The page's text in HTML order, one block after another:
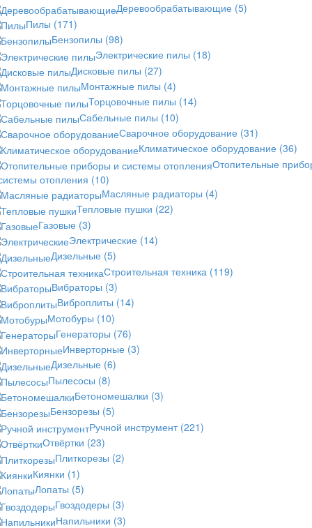
Деревообрабатывающие (5)
Пилы (171)
Бензопилы (98)
Электрические пилы (18)
Дисковые пилы (27)
Монтажные пилы (4)
Торцовочные пилы (14)
Сабельные пилы (10)
Сварочное оборудование (31)
Климатическое оборудование (36)
Отопительные
отопления (10)
Масляные радиаторы (4)
Тепловые пушки (22)
Газовые (3)
Электрические (14)
Дизельные (5)
Строительная техника (119)
Вибраторы (3)
Виброплиты (14)
Мотобуры (10)
Генераторы (76)
Инверторные (3)
Дизельные (6)
Пылесосы (8)
Бетономешалки (3)
Бензорезы (5)
Ручной инструмент (221)
Отвёртки (23)
Плиткорезы (2)
Киянки (1)
Лопаты (5)
Гвоздодеры (3)
Напильники (3)